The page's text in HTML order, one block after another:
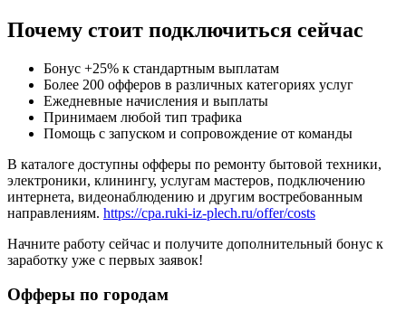
Почему стоит подключиться сейчас
Бонус +25% к стандартным выплатам
Более 200 офферов в различных категориях услуг
Ежедневные начисления и выплаты
Принимаем любой тип трафика
Помощь с запуском и сопровождение от команды
В каталоге доступны офферы по ремонту бытовой техники,
электроники, клинингу, услугам мастеров, подключению
интернета, видеонаблюдению и другим востребованным
направлениям. https://cpa.ruki-iz-plech.ru/offer/costs
Начните работу сейчас и получите дополнительный бонус к
заработку уже с первых заявок!
Офферы по городам